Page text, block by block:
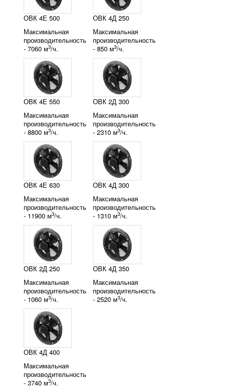
ОВК 4Е 500
Максимальная
производительность
- 7060 м3/ч.
ОВК 4Е 550
Максимальная
производительность
- 8800 м3/ч.
ОВК 4Е 630
Максимальная
производительность
- 11900 м3/ч.
ОВК 2Д 250
Максимальная
производительность
- 1060 м3/ч.
ОВК 4Д 250
Максимальная
производительность
- 850 м3/ч.
ОВК 2Д 300
Максимальная
производительность
- 2310 м3/ч.
ОВК 4Д 300
Максимальная
производительность
- 1310 м3/ч.
ОВК 4Д 350
Максимальная
производительность
- 2520 м3/ч.
ОВК 4Д 400
Максимальная
производительность
- 3740 м3/ч.